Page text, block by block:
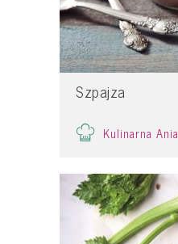
Szpajza
Kulinarna Ania